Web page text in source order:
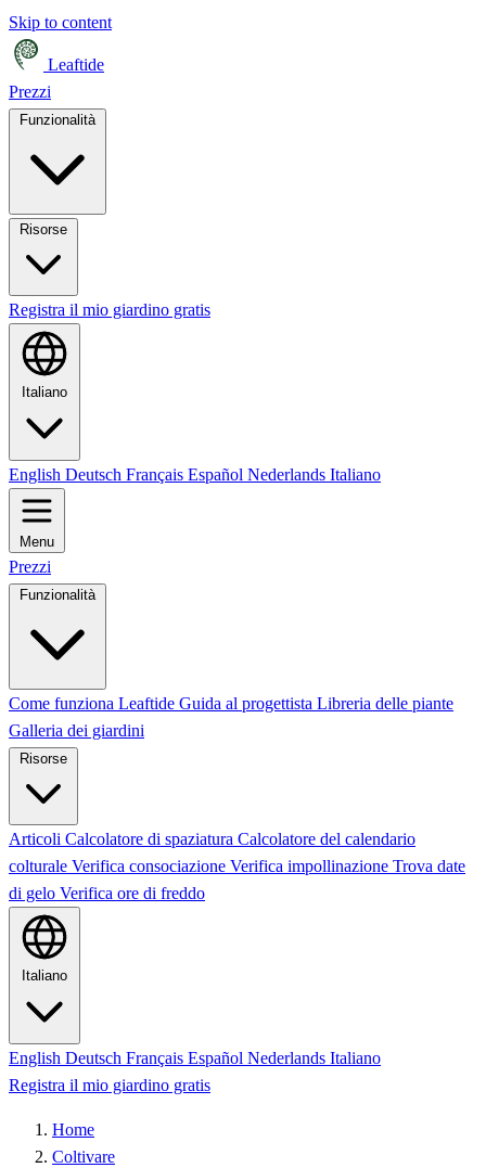
Skip to content
Leaftide
Prezzi
Funzionalità
Registra il mio giardino gratis
Italiano
English Deutsch Français Español Nederlands Italiano
Menu
Prezzi
Funzionalità
Come funziona Leaftide Guida al progettista Libreria delle piante
Galleria dei giardini
Risorse
Articoli Calcolatore di spaziatura Calcolatore del calendario
colturale Verifica consociazione Verifica impollinazione Trova date
di gelo Verifica ore di freddo
Italiano
English Deutsch Français Español Nederlands Italiano
Registra il mio giardino gratis
Home
Coltivare